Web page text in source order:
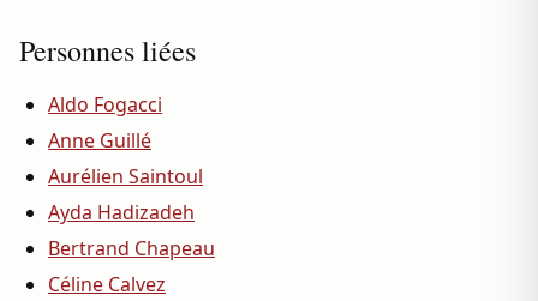
Personnes liées
Aldo Fogacci
Anne Guillé
Aurélien Saintoul
Ayda Hadizadeh
Bertrand Chapeau
Céline Calvez